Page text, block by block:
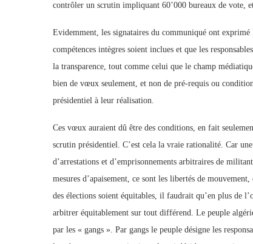
contrôler un scrutin impliquant 60’000 bureaux de vote,
Evidemment, les signataires du communiqué ont
compétences intègres soient inclues et que les
la transparence, tout comme celui que le champ
bien de vœux seulement, et non de pré-requis ou
présidentiel à leur réalisation.
Ces vœux auraient dû être des conditions, en fait
scrutin présidentiel. C’est cela la vraie rationalité. Car
d’arrestations et d’emprisonnements arbitraires de
mesures d’apaisement, ce sont les libertés de
des élections soient équitables, il faudrait qu’en plus de
arbitrer équitablement sur tout différend. Le peuple
par les « gangs ». Par gangs le peuple désigne les